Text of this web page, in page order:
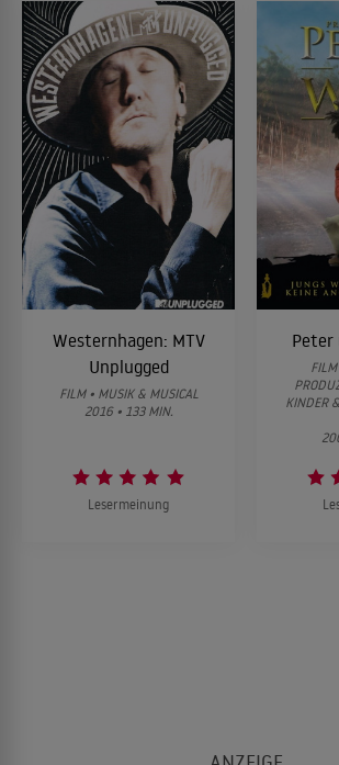
Westernhagen: MTV
Unplugged
FILM • MUSIK & MUSICAL
2016 • 133 MIN.
Lesermeinung
Peter
KINDER